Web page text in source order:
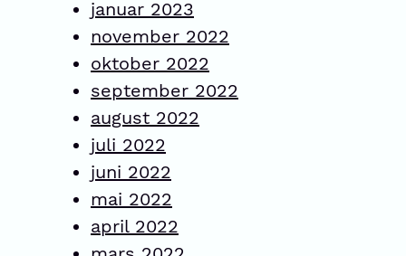
januar 2023
november 2022
oktober 2022
september 2022
august 2022
juli 2022
juni 2022
mai 2022
april 2022